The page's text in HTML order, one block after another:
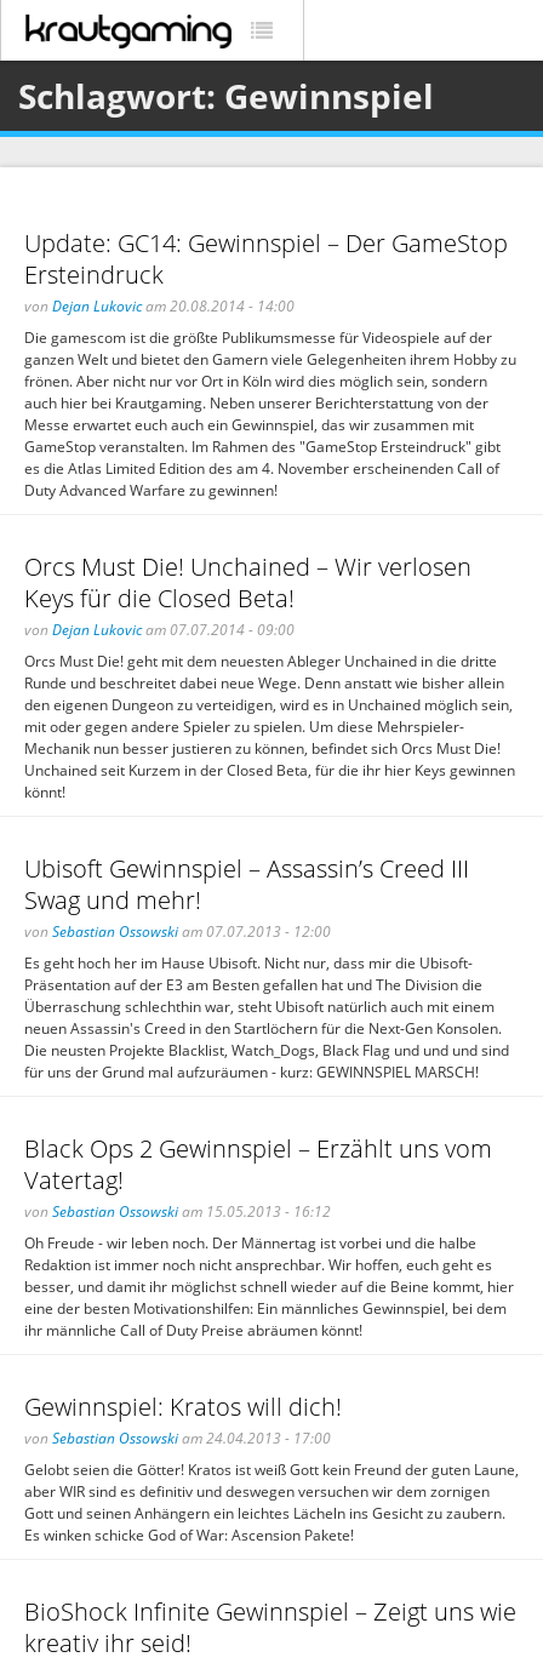
Schlagwort: Gewinnspiel
Update: GC14: Gewinnspiel – Der GameStop
Ersteindruck
von Dejan Lukovicam 20.08.2014 - 14:00
Die gamescom ist die größte Publikumsmesse für Videospiele auf der
ganzen Welt und bietet den Gamern viele Gelegenheiten ihrem Hobby zu
frönen. Aber nicht nur vor Ort in Köln wird dies möglich sein, sondern
auch hier bei Krautgaming. Neben unserer Berichterstattung von der
Messe erwartet euch auch ein Gewinnspiel, das wir zusammen mit
GameStop veranstalten. Im Rahmen des "GameStop Ersteindruck" gibt
es die Atlas Limited Edition des am 4. November erscheinenden Call of
Duty Advanced Warfare zu gewinnen!
Orcs Must Die! Unchained – Wir verlosen
Keys für die Closed Beta!
von Dejan Lukovicam 07.07.2014 - 09:00
Orcs Must Die! geht mit dem neuesten Ableger Unchained in die dritte
Runde und beschreitet dabei neue Wege. Denn anstatt wie bisher allein
den eigenen Dungeon zu verteidigen, wird es in Unchained möglich sein,
mit oder gegen andere Spieler zu spielen. Um diese Mehrspieler-
Mechanik nun besser justieren zu können, befindet sich Orcs Must Die!
Unchained seit Kurzem in der Closed Beta, für die ihr hier Keys gewinnen
könnt!
Ubisoft Gewinnspiel – Assassin’s Creed III
Swag und mehr!
von Sebastian Ossowskiam 07.07.2013 - 12:00
Es geht hoch her im Hause Ubisoft. Nicht nur, dass mir die Ubisoft-
Präsentation auf der E3 am Besten gefallen hat und The Division die
Überraschung schlechthin war, steht Ubisoft natürlich auch mit einem
neuen Assassin's Creed in den Startlöchern für die Next-Gen Konsolen.
Die neusten Projekte Blacklist, Watch_Dogs, Black Flag und und und sind
für uns der Grund mal aufzuräumen - kurz: GEWINNSPIEL MARSCH!
Black Ops 2 Gewinnspiel – Erzählt uns vom
Vatertag!
von Sebastian Ossowskiam 15.05.2013 - 16:12
Oh Freude - wir leben noch. Der Männertag ist vorbei und die halbe
Redaktion ist immer noch nicht ansprechbar. Wir hoffen, euch geht es
besser, und damit ihr möglichst schnell wieder auf die Beine kommt, hier
eine der besten Motivationshilfen: Ein männliches Gewinnspiel, bei dem
ihr männliche Call of Duty Preise abräumen könnt!
Gewinnspiel: Kratos will dich!
von Sebastian Ossowskiam 24.04.2013 - 17:00
Gelobt seien die Götter! Kratos ist weiß Gott kein Freund der guten Laune,
aber WIR sind es definitiv und deswegen versuchen wir dem zornigen
Gott und seinen Anhängern ein leichtes Lächeln ins Gesicht zu zaubern.
Es winken schicke God of War: Ascension Pakete!
BioShock Infinite Gewinnspiel – Zeigt uns wie
kreativ ihr seid!